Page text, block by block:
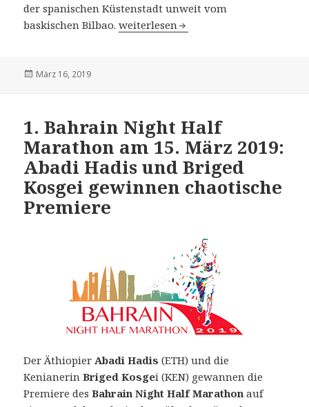
der spanischen Küstenstadt unweit vom
baskischen Bilbao.17. 10 km Villa de Laredo (ESP) am
weiterlesen
Veröffentlicht
März 16, 2019
1. Bahrain Night Half
Marathon am 15. März 2019:
Abadi Hadis und Briged
Kosgei gewinnen chaotische
Premiere
Der Äthiopier Abadi Hadis (ETH) und die
KenianerinBriged Kosgei (KEN) gewannen die
Premiere desBahrain Night Half Marathon auf